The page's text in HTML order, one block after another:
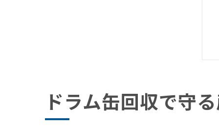
ドラム缶回収で守